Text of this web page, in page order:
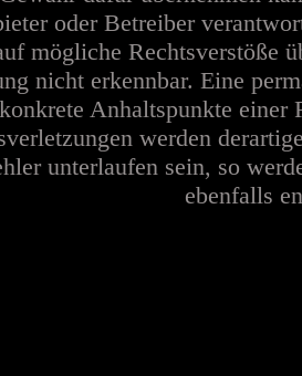
oder Betreiber
mögliche Rechtsverstöße
nicht erkennbar. Eine
Anhaltspunkte
werden
unterlaufen sein, so
ebenfalls